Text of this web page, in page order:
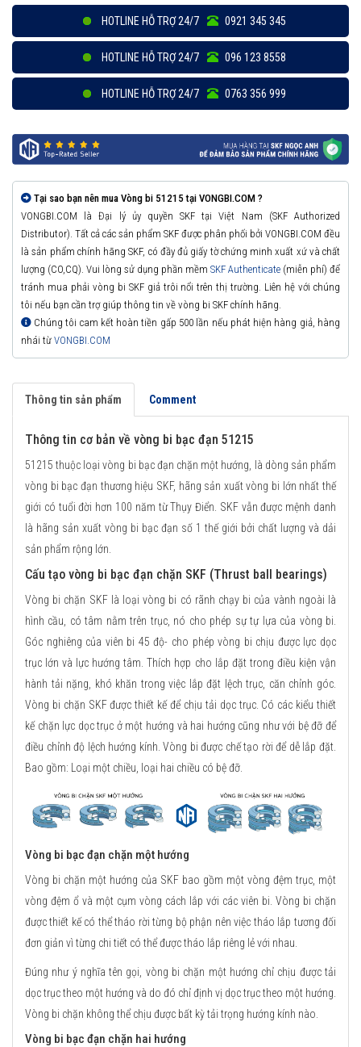
HOTLINE HỖ TRỢ 24/7 0921 345 345
HOTLINE HỖ TRỢ 24/7 096 123 8558
HOTLINE HỖ TRỢ 24/7 0763 356 999
Tại sao bạn nên mua Vòng bi 51215 tại VONGBI.COM ?
VONGBI.COM là Đại lý ủy quyền SKF tại Việt Nam (SKF Authorized
Distributor). Tất cả các sản phẩm SKF được phân phối bởi VONGBI.COM đều
là sản phẩm chính hãng SKF, có đầy đủ giấy tờ chứng minh xuất xứ và chất
lượng (CO,CQ). Vui lòng sử dụng phần mềm SKF Authenticate (miễn phí) để
tránh mua phải vòng bi SKF giả trôi nổi trên thị trường. Liên hệ với chúng
tôi nếu bạn cần trợ giúp thông tin về vòng bi SKF chính hãng.
Chúng tôi cam kết hoàn tiền gấp 500 lần nếu phát hiện hàng giả, hàng
nhái từ VONGBI.COM
Thông tin sản phẩm Comment
Thông tin cơ bản về vòng bi bạc đạn 51215
51215 thuộc loại vòng bi bạc đạn chặn một hướng, là dòng sản phẩm
vòng bi bạc đạn thương hiệu SKF, hãng sản xuất vòng bi lớn nhất thế
giới có tuổi đời hơn 100 năm từ Thụy Điển. SKF vẫn được mệnh danh
là hãng sản xuất vòng bi bạc đạn số 1 thế giới bởi chất lượng và dải
sản phẩm rộng lớn.
Cấu tạo vòng bi bạc đạn chặn SKF (Thrust ball bearings)
Vòng bi chặn SKF là loại vòng bi có rãnh chạy bi của vành ngoài là
hình cầu, có tâm nằm trên trục, nó cho phép sự tự lựa của vòng bi.
Góc nghiêng của viên bi 45 độ- cho phép vòng bi chịu được lực dọc
trục lớn và lực hướng tâm. Thích hợp cho lắp đặt trong điều kiện vận
hành tải nặng, khó khăn trong việc lắp đặt lệch trục, căn chỉnh góc.
Vòng bi chặn SKF được thiết kế để chịu tải dọc trục. Có các kiểu thiết
kế chặn lực dọc trục ở một hướng và hai hướng cũng như với bệ đỡ để
điều chỉnh độ lệch hướng kính. Vòng bi được chế tạo rời để dễ lắp đặt.
Bao gồm: Loại một chiều, loại hai chiều có bệ đỡ.
Vòng bi bạc đạn chặn một hướng
Vòng bi chặn một hướng của SKF bao gồm một vòng đệm trục, một
vòng đệm ổ và một cụm vòng cách lắp với các viên bi. Vòng bi chặn
được thiết kế có thể tháo rời từng bộ phận nên việc tháo lắp tương đối
đơn giản vì từng chi tiết có thể được tháo lắp riêng lẻ với nhau.
Đúng như ý nghĩa tên gọi, vòng bi chặn một hướng chỉ chịu được tải
dọc trục theo một hướng và do đó chỉ định vị dọc trục theo một hướng.
Vòng bi chặn không thể chịu được bất kỳ tải trọng hướng kính nào.
Vòng bi bạc đạn chặn hai hướng